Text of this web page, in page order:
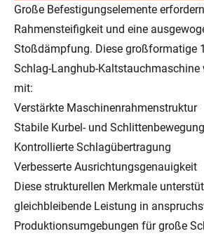
Große Befestigungselemente
Rahmensteifigkeit und eine
Stoßdämpfung. Diese großformatige
Schlag-Langhub-Kaltstauchmaschine
mit:
Verstärkte Maschinenrahmenstruktur
Stabile Kurbel- und
Kontrollierte Schlagübertragung
Verbesserte Ausrichtungsgenauigkeit
Diese strukturellen Merkmale
gleichbleibende Leistung in
Produktionsumgebungen für große